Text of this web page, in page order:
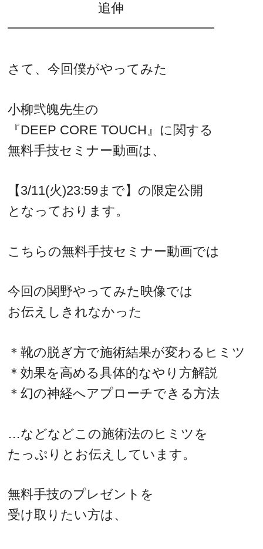
追伸
━━━━━━━━━━━━━━━━
さて、今回僕がやってみた
小柳弐魄先生の
『DEEP CORE TOUCH』に関する
無料手技セミナー動画は、
【3/11(火)23:59まで】の限定公開
となっております。
こちらの無料手技セミナー動画では
今回の関野やってみた映像では
お伝えしきれなかった
＊靴の脱ぎ方で施術結果が変わるヒミツ
＊効果を高める具体的なやり方解説
＊幻の神経へアプローチできる方法
…などなどこの施術法のヒミツを
たっぷりとお伝えしています。
無料手技のプレゼントを
受け取りたい方は、